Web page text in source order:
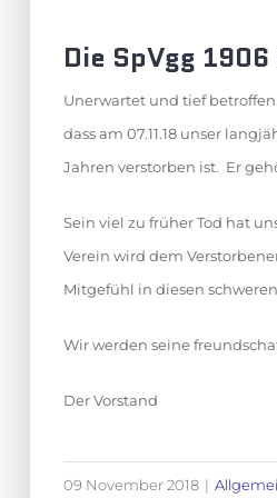
Die SpVgg
Unerwartet und tief
dass am 07.11.18 unser
Jahren verstorben ist. Er
Sein viel zu früher Tod hat
Verein wird dem
Mitgefühl in diesen
Wir werden seine
Der Vorstand
09 November 2018 |